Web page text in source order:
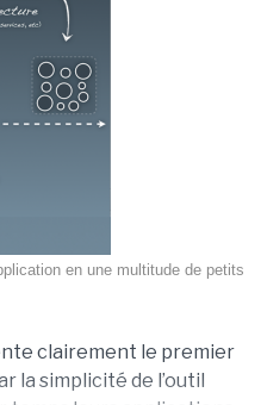
en une multitude de petits
clairement le premier
la simplicité de l’outil